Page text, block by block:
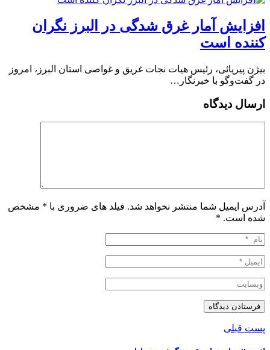
افزایش آمار غرق شدگی در البرز نگران
کننده است
بیژن پیریائی، رئیس هیات نجات غریق و غواصی استان البرز، امروز
در گفت‌وگو با خبرنگار…
ارسال دیدگاه
آدرس ایمیل شما منتشر نخواهد شد. فیلد های ضروری با * مشخص
شده است. *
پست قبلی